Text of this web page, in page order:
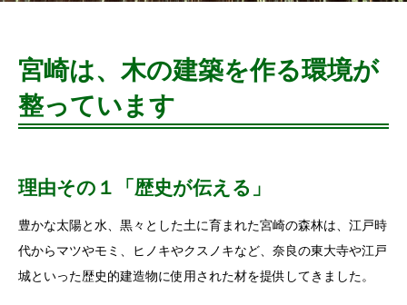
宮崎は、木の建築を作る環境が
整っています
理由その１「歴史が伝える」
豊かな太陽と水、黒々とした土に育まれた宮崎の森林は、江戸時
代からマツやモミ、ヒノキやクスノキなど、奈良の東大寺や江戸
城といった歴史的建造物に使用された材を提供してきました。